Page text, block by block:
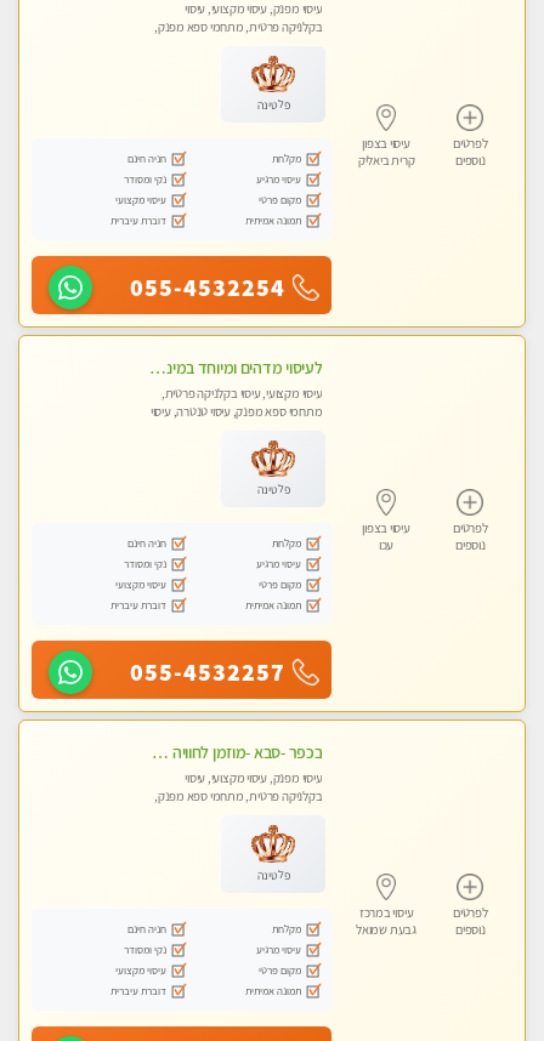
לפרטים
נוספים
עיסוי בצפון
קרית ביאליק
עיסוי מפנק, עיסוי מקצועי, עיסוי
בקלניקה פרטית, מתחמי ספא מפנק,
לנשים בלבד
פלטינה
מקלחת
חניה חינם
עיסוי מרגיע
נקי ומסודר
מקום פרטי
עיסוי מקצועי
תמונה אמיתית
דוברת עיברית
055-4532254
לפרטים
נוספים
עיסוי בצפון
עכו
לעיסוי מדהים ומיוחד במינו !!מומלץ לחלוטין!!ללא מין !!
עיסוי מקצועי, עיסוי בקלניקה פרטית,
מתחמי ספא מפנק, עיסוי טנטרה, עיסוי
פלטינה
מקלחת
חניה חינם
עיסוי מרגיע
נקי ומסודר
מקום פרטי
עיסוי מקצועי
תמונה אמיתית
דוברת עיברית
055-4532257
לפרטים
נוספים
עיסוי במרכז
גבעת שמואל
בכפר -סבא -מוזמן לחוויה בלתי נשכחת!!!עיסוי מפנק ביותר מומלץ לחלוטין!!!
עיסוי מפנק, עיסוי מקצועי, עיסוי
בקלניקה פרטית, מתחמי ספא מפנק,
לנשים בלבד
פלטינה
מקלחת
חניה חינם
עיסוי מרגיע
נקי ומסודר
מקום פרטי
עיסוי מקצועי
תמונה אמיתית
דוברת עיברית